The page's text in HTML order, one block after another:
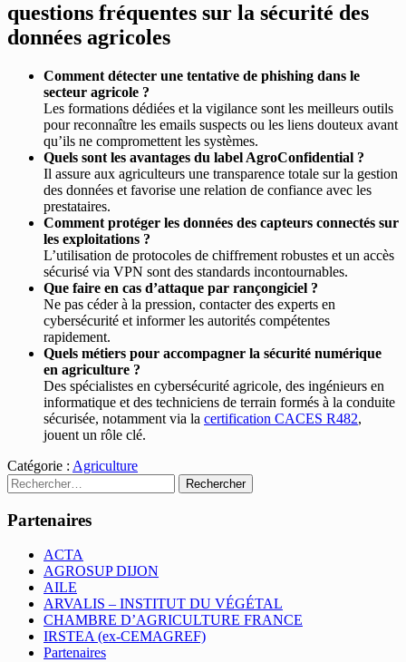
questions fréquentes sur la sécurité des
données agricoles
Comment détecter une tentative de phishing dans le
secteur agricole ?
Les formations dédiées et la vigilance sont les meilleurs outils
pour reconnaître les emails suspects ou les liens douteux avant
qu’ils ne compromettent les systèmes.
Quels sont les avantages du label AgroConfidential ?
Il assure aux agriculteurs une transparence totale sur la gestion
des données et favorise une relation de confiance avec les
prestataires.
Comment protéger les données des capteurs connectés sur
les exploitations ?
L’utilisation de protocoles de chiffrement robustes et un accès
sécurisé via VPN sont des standards incontournables.
Que faire en cas d’attaque par rançongiciel ?
Ne pas céder à la pression, contacter des experts en
cybersécurité et informer les autorités compétentes
rapidement.
Quels métiers pour accompagner la sécurité numérique
en agriculture ?
Des spécialistes en cybersécurité agricole, des ingénieurs en
informatique et des techniciens de terrain formés à la conduite
sécurisée, notamment via la certification CACES R482,
jouent un rôle clé.
Catégorie : Agriculture
Rechercher :
Partenaires
ACTA
AGROSUP DIJON
AILE
ARVALIS – INSTITUT DU VÉGÉTAL
CHAMBRE D’AGRICULTURE FRANCE
IRSTEA (ex-CEMAGREF)
Partenaires